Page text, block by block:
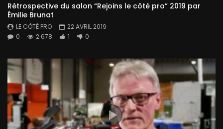
Rétrospective du salon “Rejoins le côté pro” 2019 par
Émilie Brunat
LE CÔTÉ PRO
22 AVRIL 2019
0
2 678 1 0